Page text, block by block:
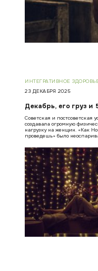
ИНТЕГРАТИВНОЕ
23 ДЕКАБРЯ 2025
Декабрь, его груз и
Советская и постсоветская
создавала огромную
нагрузку на женщин. «Как
проведешь» было